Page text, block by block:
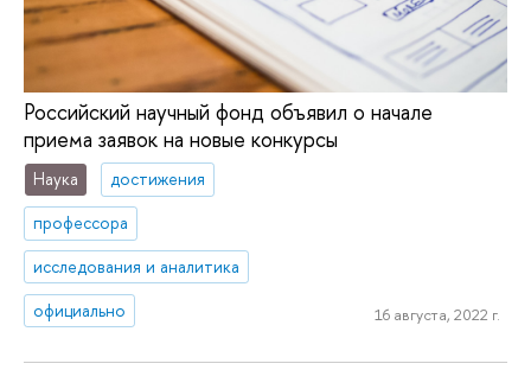
Российский научный фонд объявил о начале
приема заявок на новые конкурсы
Наука
достижения
профессора
исследования и аналитика
официально
16 августа, 2022 г.